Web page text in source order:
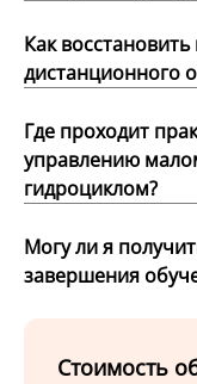
Как
дистанционного
Где проходит
управлению
гидроциклом?
Могу ли я
завершения
Стоимость